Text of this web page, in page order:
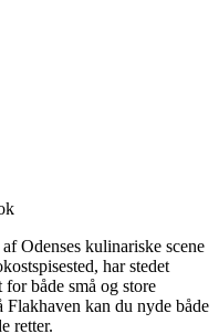
Odenses kulinariske scene
har stedet
både små og store
Flakhaven kan du nyde både
retter.